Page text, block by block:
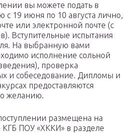
вы можете подать в
19 июня по 10 августа лично,
или электронной почте (с
Вступительные испытания
На выбранную вами
исполнение сольной
проверка
и собеседование. Дипломы и
предоставляются
желанию.
размещена на
ПОУ «ХККИ» в разделе